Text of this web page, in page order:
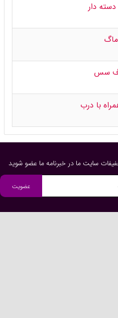
دسته دار
ماگ
سس
با درب
سایت ما در خبرنامه ما عضو شوید
عضویت